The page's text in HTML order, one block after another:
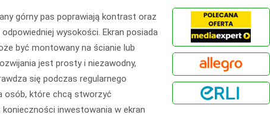
górny pas poprawiają kontrast oraz
wysokości. Ekran posiada
być montowany na ścianie lub
jest prosty i niezawodny,
się podczas regularnego
osób, które chcą stworzyć
inwestowania w ekran